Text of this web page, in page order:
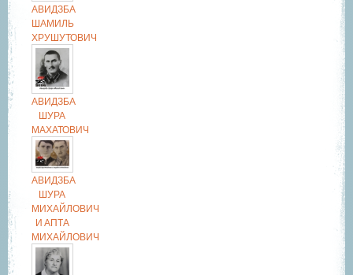
АВИДЗБА
ШАМИЛЬ
ХРУШУТОВИЧ
АВИДЗБА
ШУРА
МАХАТОВИЧ
АВИДЗБА
ШУРА
МИХАЙЛОВИЧ
И АПТА
МИХАЙЛОВИЧ